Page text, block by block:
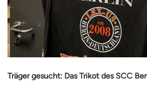
Träger gesucht: Das Trikot des SCC